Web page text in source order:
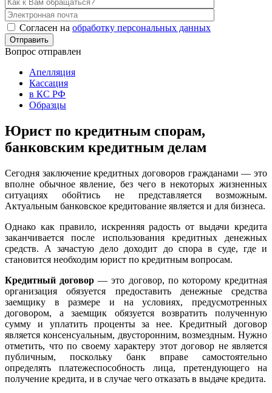
Согласен на обработку персональных данных
Вопрос отправлен
Апелляция
Кассация
в КС РФ
Образцы
Юрист по кредитным спорам,
банковским кредитным делам
Сегодня заключение кредитных договоров гражданами — это
вполне обычное явление, без чего в некоторых жизненных
ситуациях обойтись не представляется возможным.
Актуальным банковское кредитование является и для бизнеса.
Однако как правило, искренняя радость от выдачи кредита
заканчивается после использования кредитных денежных
средств. А зачастую дело доходит до спора в суде, где и
становится необходим юрист по кредитным вопросам.
Кредитный договор — это договор, по которому кредитная
организация обязуется предоставить денежные средства
заемщику в размере и на условиях, предусмотренных
договором, а заемщик обязуется возвратить полученную
сумму и уплатить проценты за нее. Кредитный договор
является консенсуальным, двусторонним, возмездным. Нужно
отметить, что по своему характеру этот договор не является
публичным, поскольку банк вправе самостоятельно
определять платежеспособность лица, претендующего на
получение кредита, и в случае чего отказать в выдаче кредита.